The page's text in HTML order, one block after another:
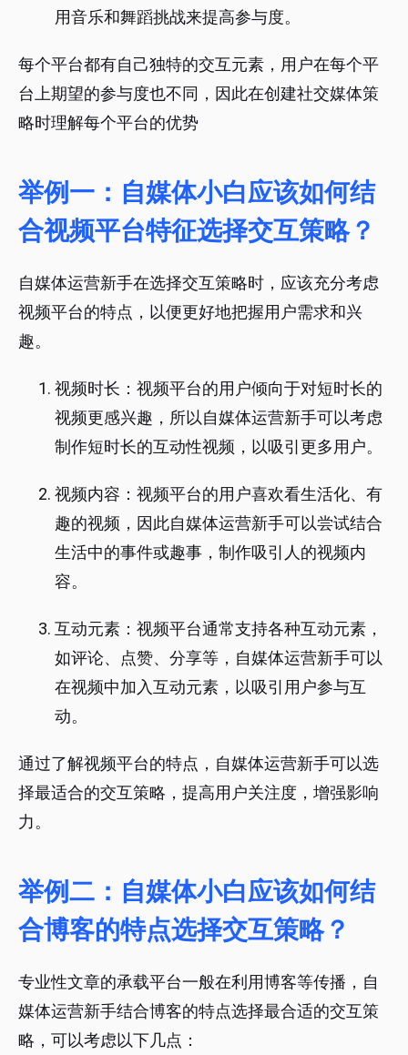
用音乐和舞蹈挑战来提高参与度。
每个平台都有自己独特的交互元素，用户在每个平
台上期望的参与度也不同，因此在创建社交媒体策
略时理解每个平台的优势
举例一：自媒体小白应该如何结
合视频平台特征选择交互策略？
自媒体运营新手在选择交互策略时，应该充分考虑
视频平台的特点，以便更好地把握用户需求和兴
趣。
视频时长：视频平台的用户倾向于对短时长的
视频更感兴趣，所以自媒体运营新手可以考虑
制作短时长的互动性视频，以吸引更多用户。
视频内容：视频平台的用户喜欢看生活化、有
趣的视频，因此自媒体运营新手可以尝试结合
生活中的事件或趣事，制作吸引人的视频内
容。
互动元素：视频平台通常支持各种互动元素，
如评论、点赞、分享等，自媒体运营新手可以
在视频中加入互动元素，以吸引用户参与互
动。
通过了解视频平台的特点，自媒体运营新手可以选
择最适合的交互策略，提高用户关注度，增强影响
力。
举例二：自媒体小白应该如何结
合博客的特点选择交互策略？
专业性文章的承载平台一般在利用博客等传播，自
媒体运营新手结合博客的特点选择最合适的交互策
略，可以考虑以下几点：